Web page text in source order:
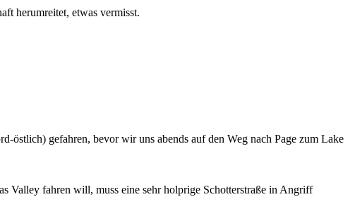
herumreitet, etwas vermisst.
gefahren, bevor wir uns abends auf den Weg nach Page zum Lake
Valley fahren will, muss eine sehr holprige Schotterstraße in Angriff